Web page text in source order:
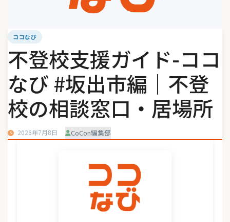
ココなび
不登校支援ガイド-ココ
なび #坂出市編｜不登
校の相談窓口・居場所
2026年7月8日 CoCon編集部